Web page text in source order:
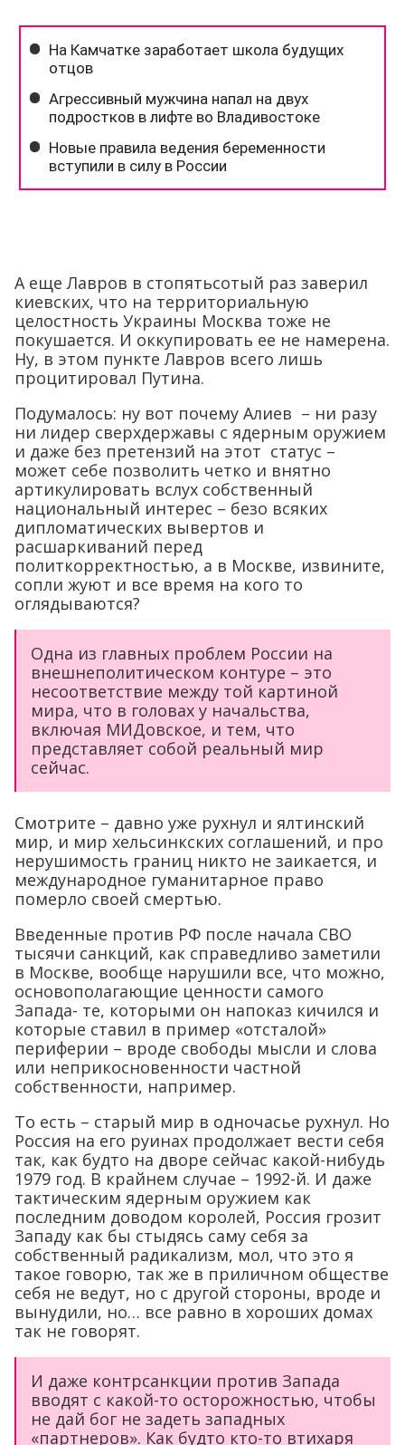
А еще Лавров в стопятьсотый раз заверил
киевских, что на территориальную
целостность Украины Москва тоже не
покушается. И оккупировать ее не намерена.
Ну, в этом пункте Лавров всего лишь
процитировал Путина.
Подумалось: ну вот почему Алиев – ни разу
ни лидер сверхдержавы с ядерным оружием
и даже без претензий на этот статус –
может себе позволить четко и внятно
артикулировать вслух собственный
национальный интерес – безо всяких
дипломатических вывертов и
расшаркиваний перед
политкорректностью, а в Москве, извините,
сопли жуют и все время на кого то
оглядываются?
Одна из главных проблем России на
внешнеполитическом контуре – это
несоответствие между той картиной
мира, что в головах у начальства,
включая МИДовское, и тем, что
представляет собой реальный мир
сейчас.
Смотрите – давно уже рухнул и ялтинский
мир, и мир хельсинкских соглашений, и про
нерушимость границ никто не заикается, и
международное гуманитарное право
померло своей смертью.
Введенные против РФ после начала СВО
тысячи санкций, как справедливо заметили
в Москве, вообще нарушили все, что можно,
основополагающие ценности самого
Запада- те, которыми он напоказ кичился и
которые ставил в пример «отсталой»
периферии – вроде свободы мысли и слова
или неприкосновенности частной
собственности, например.
То есть – старый мир в одночасье рухнул. Но
Россия на его руинах продолжает вести себя
так, как будто на дворе сейчас какой-нибудь
1979 год. В крайнем случае – 1992-й. И даже
тактическим ядерным оружием как
последним доводом королей, Россия грозит
Западу как бы стыдясь саму себя за
собственный радикализм, мол, что это я
такое говорю, так же в приличном обществе
себя не ведут, но с другой стороны, вроде и
вынудили, но… все равно в хороших домах
так не говорят.
И даже контрсанкции против Запада
вводят с какой-то осторожностью, чтобы
не дай бог не задеть западных
«партнеров». Как будто кто-то втихаря